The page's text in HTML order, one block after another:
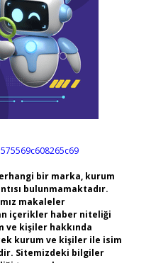
bir marka, kurum
bulunmamaktadır.
makaleler
içerikler haber niteliği
ve kişiler hakkında
kurum ve kişiler ile isim
Sitemizdeki bilgiler